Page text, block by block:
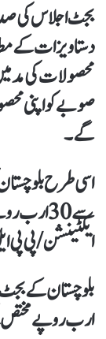
بجٹ اجلاس کی
دستاویزات کے
گے۔
اسی طرح
سے
ایکٹینشن / پی پی ایل لیز سے